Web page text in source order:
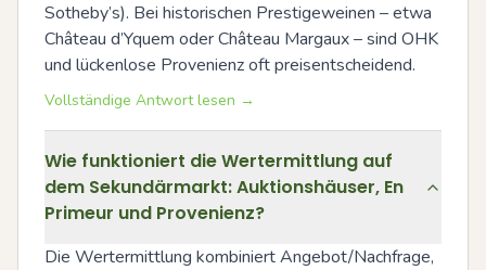
Sotheby’s). Bei historischen Prestigeweinen – etwa
Château d’Yquem oder Château Margaux – sind OHK
und lückenlose Provenienz oft preisentscheidend.
Vollständige Antwort lesen →
Wie funktioniert die Wertermittlung auf
dem Sekundärmarkt: Auktionshäuser, En
Primeur und Provenienz?
Die Wertermittlung kombiniert Angebot/Nachfrage,